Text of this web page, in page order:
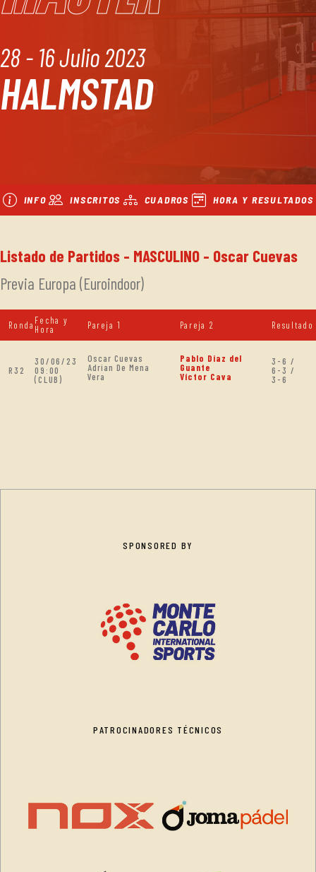
28 - 16 Julio 2023
HALMSTAD
INFO INSCRITOS CUADROS HORA Y RESULTADOS
Listado de Partidos - MASCULINO - Oscar Cuevas
Previa Europa (Euroindoor)
Ronda Fecha y
Hora
Pareja 1 Pareja 2 Resultado
R32
30/06/23
09:00
(CLUB)
Oscar Cuevas
Adrian De Mena
Vera
Pablo Diaz del
Guante
Víctor Cava
3-6 /
6-3 /
3-6
SPONSORED BY
PATROCINADORES TÉCNICOS